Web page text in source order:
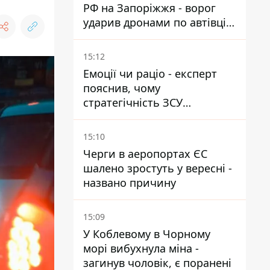
РФ на Запоріжжя - ворог
ударив дронами по автівці
та селищу
15:12
Емоції чи раціо - експерт
пояснив, чому
стратегічність ЗСУ
важливіша за емоційні
атаки РФ
15:10
Черги в аеропортах ЄС
шалено зростуть у вересні -
названо причину
15:09
У Коблевому в Чорному
морі вибухнула міна -
загинув чоловік, є поранені